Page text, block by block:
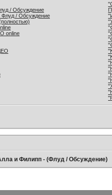
/ Обсуждение
/ Обсуждение
online
и Филипп - (Флуд / Обсуждение)